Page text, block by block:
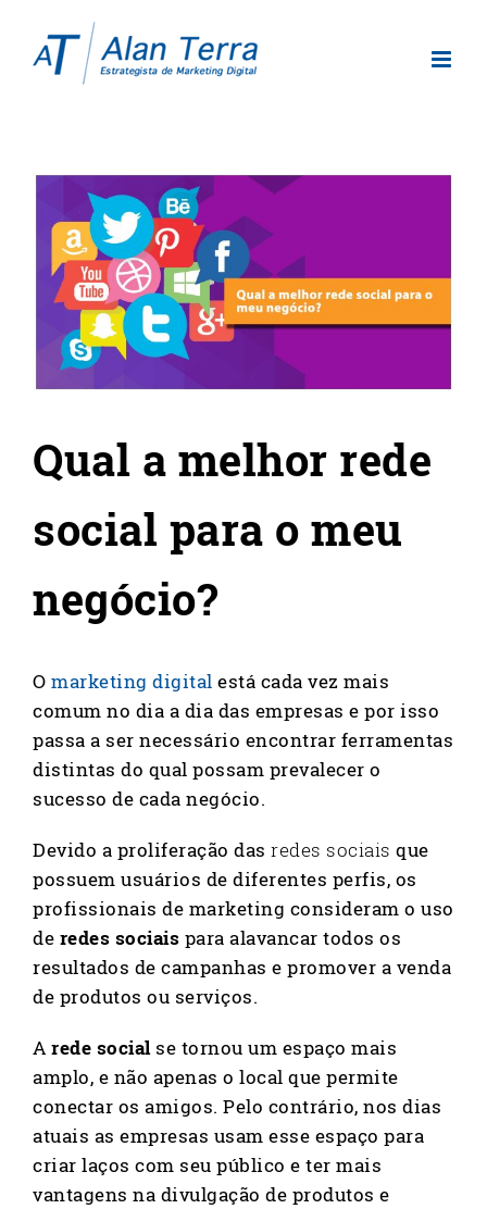
Larger
Image
Qual a melhor rede
social para o meu
negócio?
O marketing digital está cada vez mais
comum no dia a dia das empresas e por isso
passa a ser necessário encontrar ferramentas
distintas do qual possam prevalecer o
sucesso de cada negócio.
Devido a proliferação das redes sociais que
possuem usuários de diferentes perfis, os
profissionais de marketing consideram o uso
de redes sociais para alavancar todos os
resultados de campanhas e promover a venda
de produtos ou serviços.
A rede social se tornou um espaço mais
amplo, e não apenas o local que permite
conectar os amigos. Pelo contrário, nos dias
atuais as empresas usam esse espaço para
criar laços com seu público e ter mais
vantagens na divulgação de produtos e